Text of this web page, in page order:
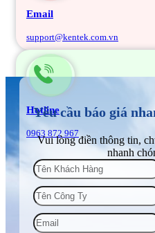
Email
support@kentek.com.vn
Hotline
0963 872 967
Yêu cầu báo giá
Vui lòng điền thông tin,
nhanh